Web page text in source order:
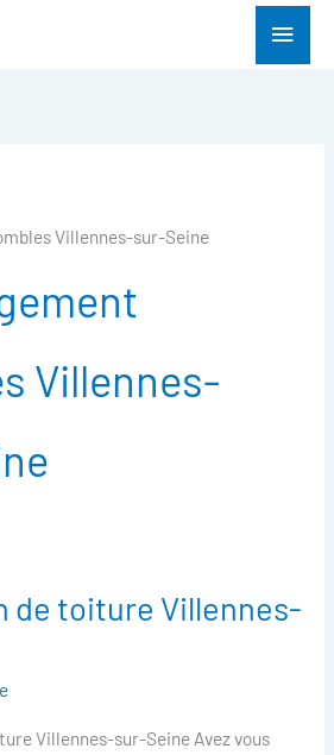
Menu
Villennes-sur-Seine
Villennes-
de toiture Villennes-
Villennes-sur-Seine Avez vous